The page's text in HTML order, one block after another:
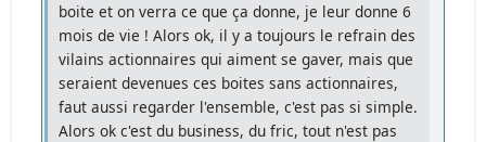
boite et on verra ce que ça donne, je leur donne 6
mois de vie ! Alors ok, il y a toujours le refrain des
vilains actionnaires qui aiment se gaver, mais que
seraient devenues ces boites sans actionnaires,
faut aussi regarder l'ensemble, c'est pas si simple.
Alors ok c'est du business, du fric, tout n'est pas